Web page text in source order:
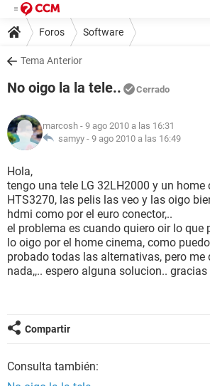
Foros Software
Tema Anterior
No oigo la la tele.. Cerrado
marcosh - 9 ago 2010 a las 16:31
samyy - 9 ago 2010 a las 16:49
Hola,
tengo una tele LG 32LH2000 y un
HTS3270, las pelis las veo y las oigo
hdmi como por el euro conector,..
el problema es cuando quiero oir lo que
lo oigo por el home cinema, como
probado todas las alternativas, pero
nada,,.. espero alguna solucion.. gracias
Compartir
Consulta también: